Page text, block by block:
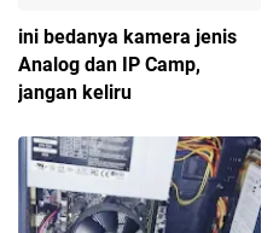
ini bedanya kamera jenis
Analog dan IP Camp,
jangan keliru